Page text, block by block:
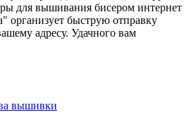
для вышивания бисером интернет
организует быструю отправку
адресу. Удачного вам
вышивки